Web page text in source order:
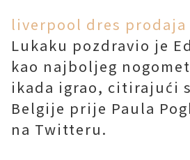
liverpool dres prodaja
Lukaku pozdravio je
kao najboljeg
ikada igrao, citirajući
Belgije prije Paula
na Twitteru.